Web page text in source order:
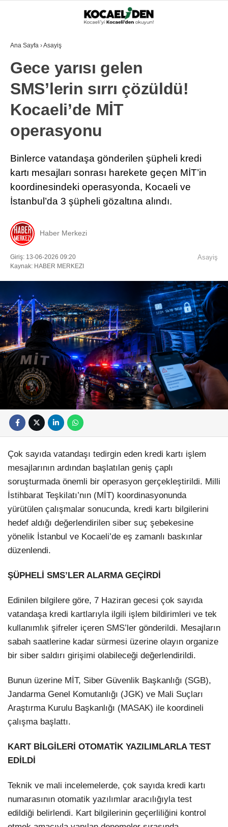
Ana Sayfa ›Asayiş
Gece yarısı gelen
SMS’lerin sırrı çözüldü!
Kocaeli’de MİT
operasyonu
Binlerce vatandaşa gönderilen şüpheli kredi
kartı mesajları sonrası harekete geçen MİT’in
koordinesindeki operasyonda, Kocaeli ve
İstanbul’da 3 şüpheli gözaltına alındı.
Haber Merkezi
Giriş: 13-06-2026 09:20
Kaynak: HABER MERKEZI
Asayiş
Çok sayıda vatandaşı tedirgin eden kredi kartı işlem
mesajlarının ardından başlatılan geniş çaplı
soruşturmada önemli bir operasyon gerçekleştirildi. Milli
İstihbarat Teşkilatı’nın (MİT) koordinasyonunda
yürütülen çalışmalar sonucunda, kredi kartı bilgilerini
hedef aldığı değerlendirilen siber suç şebekesine
yönelik İstanbul ve Kocaeli’de eş zamanlı baskınlar
düzenlendi.
ŞÜPHELİ SMS’LER ALARMA GEÇİRDİ
Edinilen bilgilere göre, 7 Haziran gecesi çok sayıda
vatandaşa kredi kartlarıyla ilgili işlem bildirimleri ve tek
kullanımlık şifreler içeren SMS’ler gönderildi. Mesajların
sabah saatlerine kadar sürmesi üzerine olayın organize
bir siber saldırı girişimi olabileceği değerlendirildi.
Bunun üzerine MİT, Siber Güvenlik Başkanlığı (SGB),
Jandarma Genel Komutanlığı (JGK) ve Mali Suçları
Araştırma Kurulu Başkanlığı (MASAK) ile koordineli
çalışma başlattı.
KART BİLGİLERİ OTOMATİK YAZILIMLARLA TEST
EDİLDİ
Teknik ve mali incelemelerde, çok sayıda kredi kartı
numarasının otomatik yazılımlar aracılığıyla test
edildiği belirlendi. Kart bilgilerinin geçerliliğini kontrol